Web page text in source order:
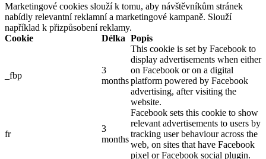
Marketingové cookies slouží k tomu, aby návštěvníkům stránek
nabídly relevantní reklamní a marketingové kampaně. Slouží
například k přizpůsobení reklamy.
Cookie
Délka Popis
_fbp
3
months
This cookie is set by Facebook to
display advertisements when either
on Facebook or on a digital
platform powered by Facebook
advertising, after visiting the
website.
fr
3
months
Facebook sets this cookie to show
relevant advertisements to users by
tracking user behaviour across the
web, on sites that have Facebook
pixel or Facebook social plugin.